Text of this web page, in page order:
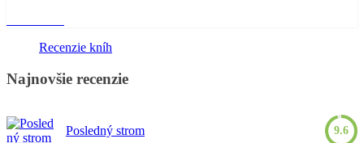
Recenzie kníh
Najnovšie recenzie
Posledný strom 9.6